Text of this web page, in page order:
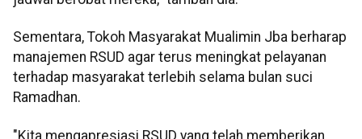
Sementara, Tokoh Masyarakat Mualimin Jba berharap
manajemen RSUD agar terus meningkat pelayanan
terhadap masyarakat terlebih selama bulan suci
Ramadhan.
"Kita mengapresiasi RSUD yang telah memberikan